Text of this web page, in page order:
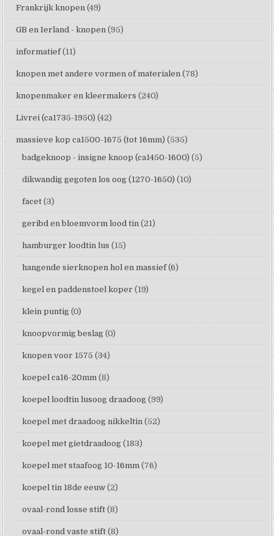
Frankrijk knopen (49)
GB en Ierland - knopen (95)
informatief (11)
knopen met andere vormen of materialen (78)
knopenmaker en kleermakers (240)
Livrei (ca1735-1950) (42)
massieve kop ca1500-1675 (tot 16mm) (535)
badgeknoop - insigne knoop (ca1450-1600) (5)
dikwandig gegoten los oog (1270-1650) (10)
facet (3)
geribd en bloemvorm lood tin (21)
hamburger loodtin lus (15)
hangende sierknopen hol en massief (6)
kegel en paddenstoel koper (19)
klein puntig (0)
knoopvormig beslag (0)
knopen voor 1575 (34)
koepel ca16-20mm (8)
koepel loodtin lusoog draadoog (99)
koepel met draadoog nikkeltin (52)
koepel met gietdraadoog (183)
koepel met staafoog 10-16mm (76)
koepel tin 18de eeuw (2)
ovaal-rond losse stift (8)
ovaal-rond vaste stift (8)